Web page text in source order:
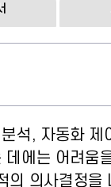
석, 자동화
에는 어려움
의 의사결정을